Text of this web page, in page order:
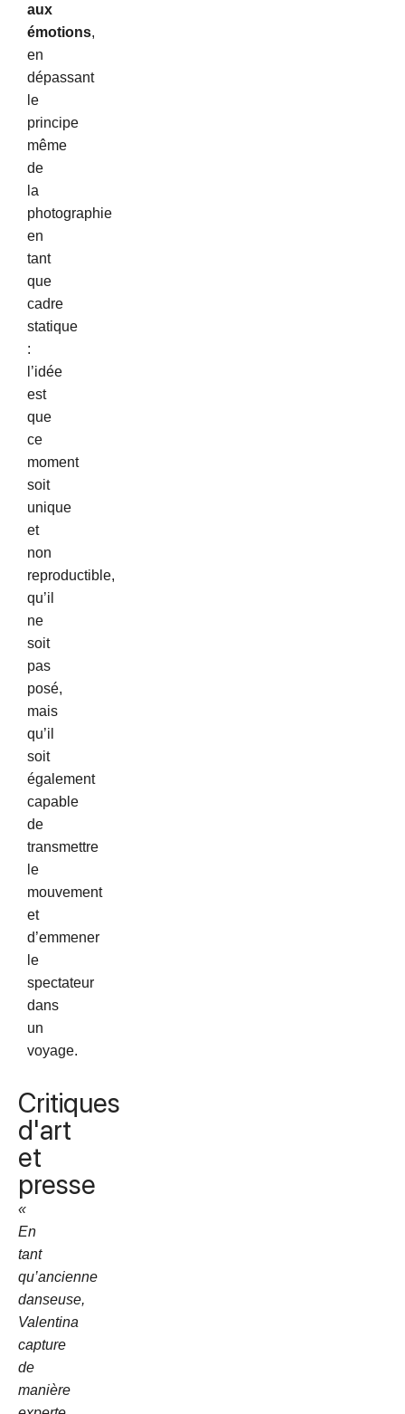
aux
émotions,
en
dépassant
le
principe
même
de
la
photographie
en
tant
que
cadre
statique
:
l’idée
est
que
ce
moment
soit
unique
et
non
reproductible,
qu’il
ne
soit
pas
posé,
mais
qu’il
soit
également
capable
de
transmettre
le
mouvement
et
d’emmener
le
spectateur
dans
un
voyage.
Critiques
d'art
et
presse
«
En
tant
qu’ancienne
danseuse,
Valentina
capture
de
manière